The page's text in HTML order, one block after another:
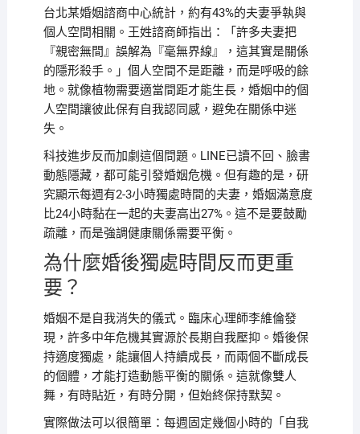
台北某婚姻諮商中心統計，約有43%的夫妻爭執與
個人空間相關。王姓諮商師指出：「許多夫妻把
『親密無間』誤解為『毫無界線』，這其實是關係
的隱形殺手。」個人空間不是距離，而是呼吸的餘
地。就像植物需要適當間距才能生長，婚姻中的個
人空間讓彼此保有自我認同感，避免在關係中迷
失。
科技進步反而加劇這個問題。LINE已讀不回、臉書
動態隱藏，都可能引發婚姻危機。但有趣的是，研
究顯示每週有2-3小時獨處時間的夫妻，婚姻滿意度
比24小時黏在一起的夫妻高出27%。這不是要鼓勵
疏離，而是強調健康關係需要平衡。
為什麼婚後獨處時間反而更重
要？
婚姻不是自我消失的儀式。臨床心理師李維倫發
現，許多中年危機其實源於長期自我壓抑。婚後保
持適度獨處，能讓個人持續成長，而兩個不斷成長
的個體，才能打造動態平衡的關係。這就像雙人
舞，有時貼近，有時分開，但始終保持默契。
實際做法可以很簡單：每週固定幾個小時的「自我